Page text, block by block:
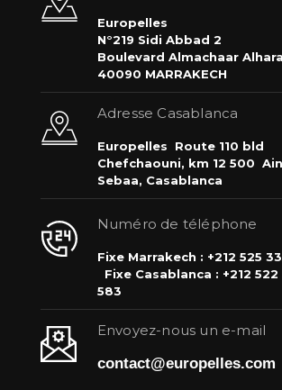
Europelles
N°219 Sidi Abbad 2
Boulevard Almachaar
40090 MARRAKECH
Adresse Casablanca
Europelles
Route 110 bld
Chefchaouni, km 12 500 Ain
Sebaa, Casablanca
Numéro de téléphone
Fixe Marrakech : +212 525
Fixe Casablanca : +212 522
583
Envoyez-nous un e-mail
contact@europelles.com